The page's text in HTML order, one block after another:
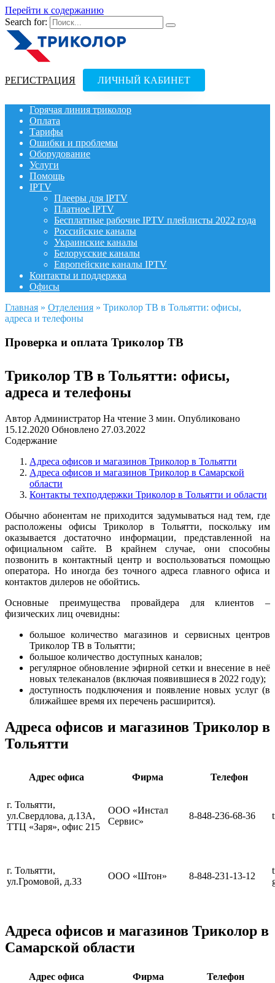
Перейти к содержанию
Search for:
РЕГИСТРАЦИЯ ЛИЧНЫЙ КАБИНЕТ
Горячая линия триколор
Оплата
Тарифы
Ошибки и проблемы
Оборудование
Услуги
Помощь
IPTV
Плееры для IPTV
Платное IPTV
Бесплатные рабочие IPTV плейлисты 2022 года
Российские каналы
Украинские каналы
Белорусские каналы
Европейские каналы IPTV
Контакты и поддержка
Офисы
Главная » Отделения » Триколор ТВ в Тольятти: офисы,
адреса и телефоны
Проверка и оплата Триколор ТВ
Триколор ТВ в Тольятти: офисы,
адреса и телефоны
Автор Администратор На чтение 3 мин. Опубликовано
15.12.2020 Обновлено 27.03.2022
Содержание
Адреса офисов и магазинов Триколор в Тольятти
Адреса офисов и магазинов Триколор в Самарской
области
Контакты техподдержки Триколор в Тольятти и области
Обычно абонентам не приходится задумываться над тем, где
расположены офисы Триколор в Тольятти, поскольку им
оказывается достаточно информации, представленной на
официальном сайте. В крайнем случае, они способны
позвонить в контактный центр и воспользоваться помощью
оператора. Но иногда без точного адреса главного офиса и
контактов дилеров не обойтись.
Основные преимущества провайдера для клиентов –
физических лиц очевидны:
большое количество магазинов и сервисных центров
Триколор ТВ в Тольятти;
большое количество доступных каналов;
регулярное обновление эфирной сетки и внесение в неё
новых телеканалов (включая появившиеся в 2022 году);
доступность подключения и появление новых услуг (в
ближайшее время их перечень расширится).
Адреса офисов и магазинов Триколор в
Тольятти
Адрес офиса Фирма Телефон
г. Тольятти,
ул.Свердлова, д.13А,
ТТЦ «Заря», офис 215
ООО «Инстал
Сервис»
8-848-236-68-36
г. Тольятти,
ул.Громовой, д.33
ООО «Штон» 8-848-231-13-12
Адреса офисов и магазинов Триколор в
Самарской области
Адрес офиса Фирма Телефон